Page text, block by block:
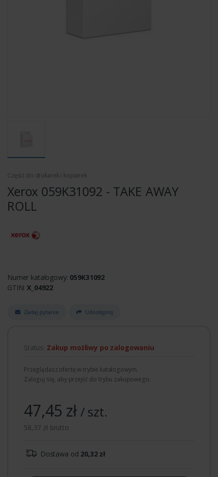
Części do drukarek i kopiarek
Xerox 059K31092 - TAKE AWAY
ROLL
Numer katalogowy: 059K31092
GTIN:X_04922
Zadaj pytanie Udostępnij
Status: Zakup możliwy po zalogowaniu
Przeglądasz ofertę w trybie katalogowym.
Zaloguj się, aby przejść do trybu zakupowego.
47,45 zł/ szt.
58,37 zł brutto
Dostawa od 20,32 zł